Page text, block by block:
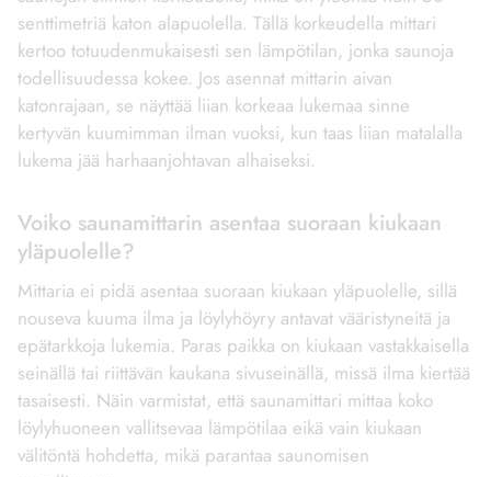
senttimetriä katon alapuolella. Tällä korkeudella mittari
kertoo totuudenmukaisesti sen lämpötilan, jonka saunoja
todellisuudessa kokee. Jos asennat mittarin aivan
katonrajaan, se näyttää liian korkeaa lukemaa sinne
kertyvän kuumimman ilman vuoksi, kun taas liian matalalla
lukema jää harhaanjohtavan alhaiseksi.
Voiko saunamittarin asentaa suoraan kiukaan
yläpuolelle?
Mittaria ei pidä asentaa suoraan kiukaan yläpuolelle, sillä
nouseva kuuma ilma ja löylyhöyry antavat vääristyneitä ja
epätarkkoja lukemia. Paras paikka on kiukaan vastakkaisella
seinällä tai riittävän kaukana sivuseinällä, missä ilma kiertää
tasaisesti. Näin varmistat, että saunamittari mittaa koko
löylyhuoneen vallitsevaa lämpötilaa eikä vain kiukaan
välitöntä hohdetta, mikä parantaa saunomisen